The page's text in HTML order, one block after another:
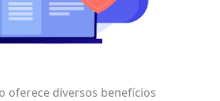
oferece diversos benefícios